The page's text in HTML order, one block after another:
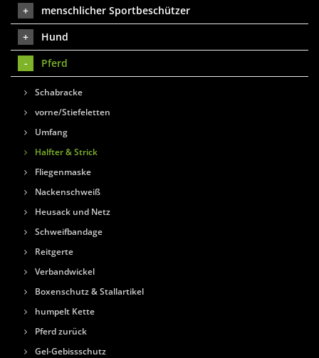
menschlicher Sportbeschützer
Hund
Pferd
Schabracke
vorne/Stiefeletten
Umfang
Halfter & Strick
Fliegenmaske
Nackenschweiß
Heusack und Netz
Schweifbandage
Reitgerte
Verbandwickel
Boxenschutz & Stallartikel
humpelt Kette
Pferd zurück
Gel-Gebissschutz